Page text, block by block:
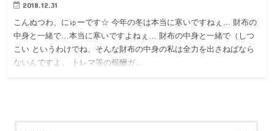
2018.12.31
こんぬつわ、にゅーです☆ 今年の冬は本当に寒いですねぇ… 財布の
中身と一緒で…本当に寒いですよねぇ… 財布の中身と一緒で（しつ
こい というわけでね、そんな財布の中身の私は全力を出さねばなら
ないんですよ。 トレマ等の報酬ガ…